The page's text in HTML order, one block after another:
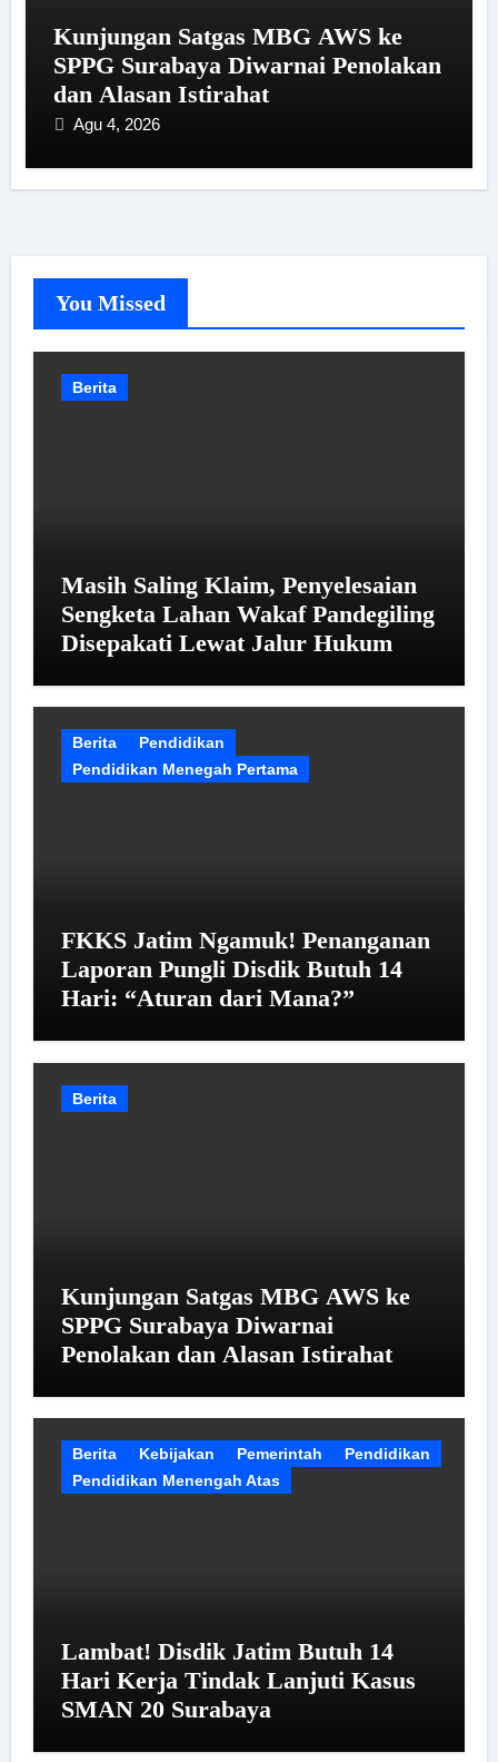
Kunjungan Satgas MBG AWS ke
SPPG Surabaya Diwarnai Penolakan
dan Alasan Istirahat
Agu 4, 2026
You Missed
Berita
Masih Saling Klaim, Penyelesaian
Sengketa Lahan Wakaf Pandegiling
Disepakati Lewat Jalur Hukum
Berita
Pendidikan
Pendidikan Menegah Pertama
FKKS Jatim Ngamuk! Penanganan
Laporan Pungli Disdik Butuh 14
Hari: “Aturan dari Mana?”
Berita
Kunjungan Satgas MBG AWS ke
SPPG Surabaya Diwarnai
Penolakan dan Alasan Istirahat
Berita Kebijakan Pemerintah
Pendidikan
Pendidikan Menengah Atas
Lambat! Disdik Jatim Butuh 14
Hari Kerja Tindak Lanjuti Kasus
SMAN 20 Surabaya